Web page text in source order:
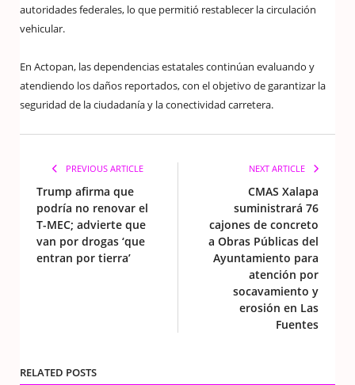
autoridades federales, lo que permitió restablecer la circulación
vehicular.
En Actopan, las dependencias estatales continúan evaluando y
atendiendo los daños reportados, con el objetivo de garantizar la
seguridad de la ciudadanía y la conectividad carretera.
PREVIOUS ARTICLE
Trump afirma que
podría no renovar el
T-MEC; advierte que
van por drogas ‘que
entran por tierra’
NEXT ARTICLE
CMAS Xalapa
suministrará 76
cajones de concreto
a Obras Públicas del
Ayuntamiento para
atención por
socavamiento y
erosión en Las
Fuentes
RELATED POSTS